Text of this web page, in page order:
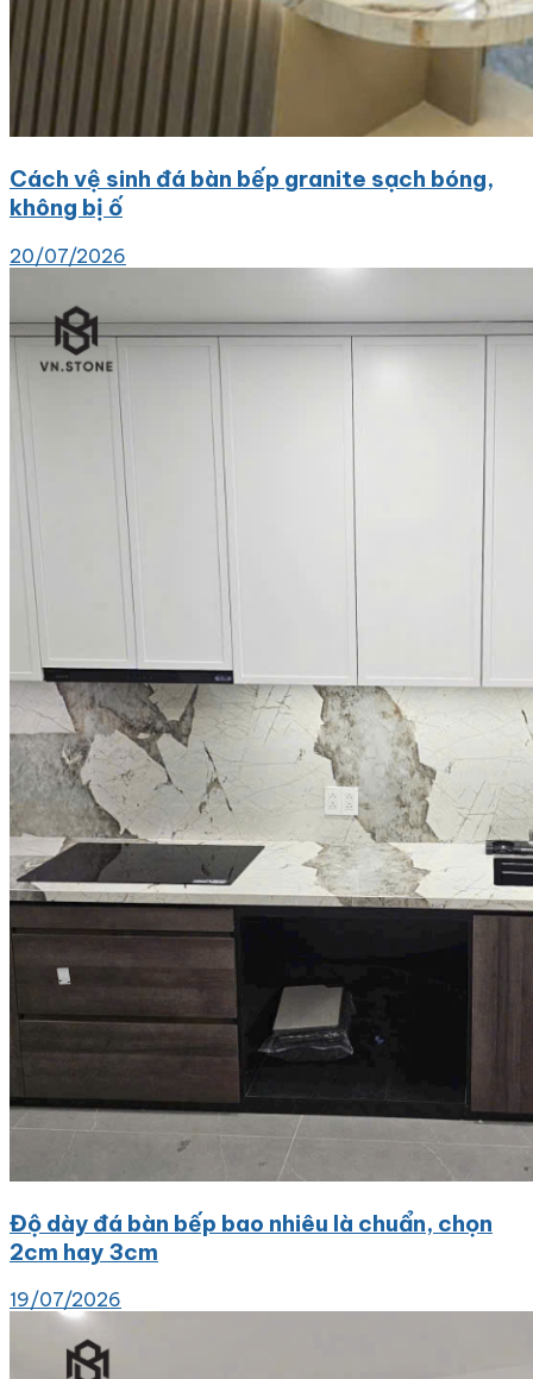
Cách vệ sinh đá bàn bếp granite sạch bóng,
không bị ố
20/07/2026
Độ dày đá bàn bếp bao nhiêu là chuẩn, chọn
2cm hay 3cm
19/07/2026